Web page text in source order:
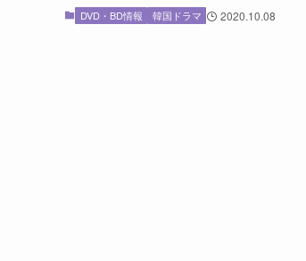
DVD・BD情報 韓国ドラマ 2020.10.08